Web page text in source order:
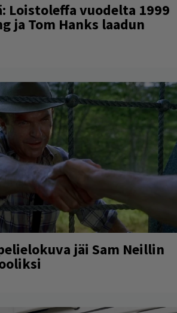
Loistoleffa vuodelta 1999
ja Tom Hanks laadun
jäi Sam Neillin